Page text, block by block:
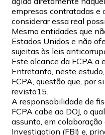
empresas contratadas e
considerar essa real
Mesmo entidades que
Estados Unidos e não
sujeitas às leis
Este alcance da FCPA a
Entretanto, neste
FCPA, questão que, por
revista15.
A responsabilidade de
FCPA cabe ao DOJ, o
assunto, em colaboração
Investigation (FBI) e,